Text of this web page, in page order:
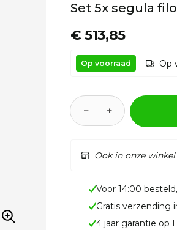
Set 5x segula
€ 513,85
Op voorraad Op
− +
Ook in onze
Voor 14:00
Gratis verzending
4 jaar garantie op